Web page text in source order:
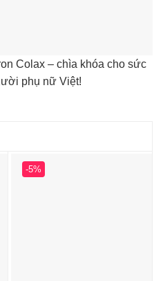
Colax – chìa khóa cho sức
phụ nữ Việt!
-5%